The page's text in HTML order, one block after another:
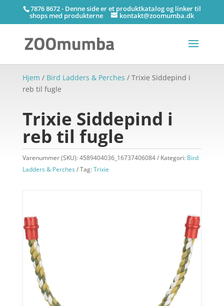
7876 8672 - Denne side er et produktkatalog og linker til
shops med produkterne kontakt@zoomumba.dk
Hjem / Bird Ladders & Perches / Trixie Siddepind i
reb til fugle
Trixie Siddepind i
reb til fugle
Varenummer (SKU):4589404036_16737406084 Kategori: Bird
Ladders & Perches
Tag:Trixie